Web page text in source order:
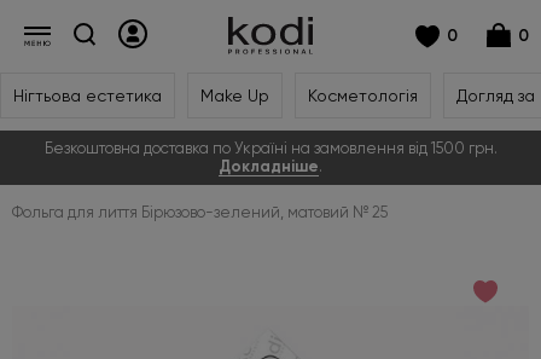
0 0
Нігтьова естетика Make Up Косметологія Догляд
Безкоштовна доставка по Україні на замовлення від 1500 грн.
Докладніше.
Фольга для лиття Бірюзово-зелений, матовий № 25